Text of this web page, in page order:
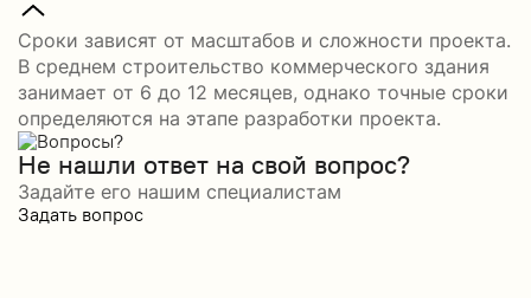
Сроки зависят от масштабов и сложности проекта.
В среднем строительство коммерческого здания
занимает от 6 до 12 месяцев, однако точные сроки
определяются на этапе разработки проекта.
Не нашли ответ на свой вопрос?
Задайте его нашим специалистам
Задать вопрос